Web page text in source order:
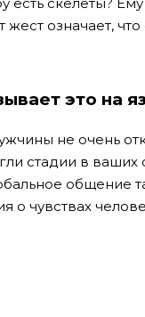
жест означает,
это на
не очень
стадии в ваших
общение
о чувствах